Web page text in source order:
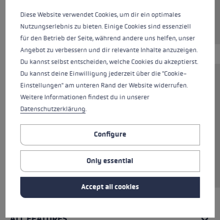
The Pad Walking Multi System is a practical
addition to your poles. The set includes two
rubber pads “Silent Spike Pad” for grip on light
adapter variants for different pole tips. The
rubber tips are therefore suitable for the Flex
with various third-party brands.
Diese Website verwendet Cookies, um dir ein optimales
Nutzungserlebnis zu bieten. Einige Cookies sind essenziell
für den Betrieb der Seite, während andere uns helfen, unser
Angebot zu verbessern und dir relevante Inhalte anzuzeigen.
Du kannst selbst entscheiden, welche Cookies du akzeptierst.
Du kannst deine Einwilligung jederzeit über die "Cookie-
Einstellungen" am unteren Rand der Website widerrufen.
Weitere Informationen findest du in unserer
Datenschutzerklärung.
Configure
Only essential
Accept all cookies